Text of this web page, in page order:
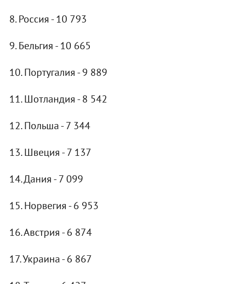
8. Россия - 10 793
9. Бельгия - 10 665
10. Португалия - 9 889
11. Шотландия - 8 542
12. Польша - 7 344
13. Швеция - 7 137
14. Дания - 7 099
15. Норвегия - 6 953
16. Австрия - 6 874
17. Украина - 6 867